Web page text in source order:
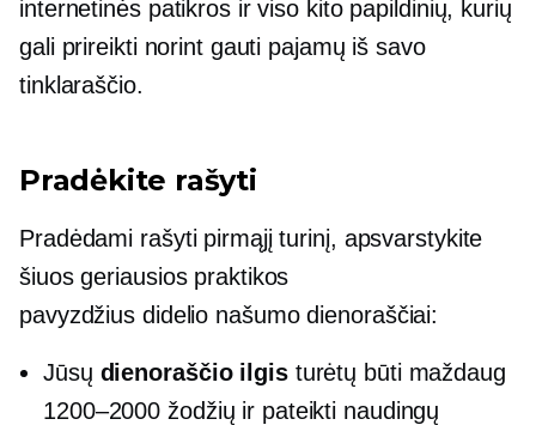
internetinės patikros ir viso kito papildinių, kurių
gali prireikti norint gauti pajamų iš savo
tinklaraščio.
Pradėkite rašyti
Pradėdami rašyti pirmąjį turinį, apsvarstykite
šiuos geriausios praktikos
pavyzdžius didelio našumodienoraščiai:
Jūsų dienoraščio ilgisturėtų būti maždaug
1200–2000 žodžių ir pateikti naudingų